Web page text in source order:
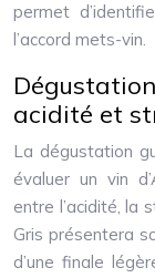
permet
l’accord mets-vin.
acidité et
La dégustation
évaluer un vin
entre l’acidité, la
Gris présentera
d’une finale